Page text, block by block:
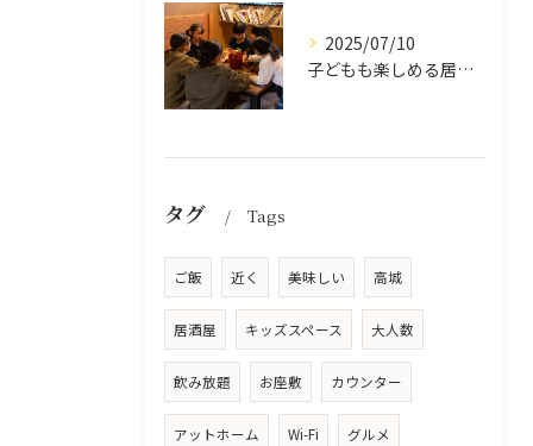
2025/07/10
子どもも楽しめる居酒屋の魅力
タグ Tags
ご飯 近く 美味しい 高城
居酒屋 キッズスペース 大人数
飲み放題 お座敷 カウンター
アットホーム Wi-Fi グルメ